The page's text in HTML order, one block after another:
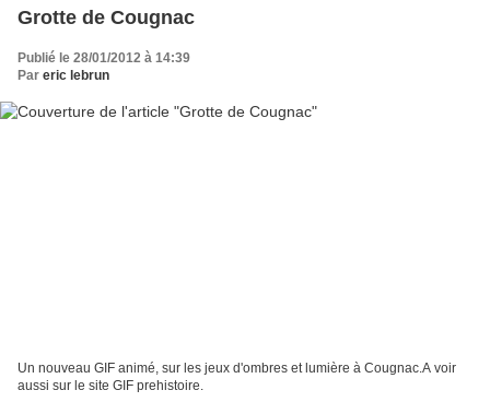
Grotte de Cougnac
Publié le 28/01/2012 à 14:39
Par eric lebrun
Un nouveau GIF animé, sur les jeux d'ombres et lumière à Cougnac.A voir
aussi sur le site GIF prehistoire.